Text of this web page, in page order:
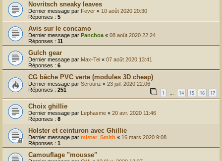
Novritsch sneaky leaves
Dernier message par Fever « 10 août 2020 20:30
Réponses : 5
Avis sur le concamo
Dernier message par Panchoa « 08 août 2020 22:24
Réponses : 11
Gulch gear
Dernier message par Max-Tel « 07 août 2020 13:41
Réponses : 6
CG bâche PVC verte (modules 3D cheap)
Dernier message par Scrounz « 23 juil. 2020 22:06
Réponses : 251 1 … 14 15 16 17
Choix ghillie
Dernier message par Lephasme « 20 avr. 2020 11:46
Réponses : 8
Holster et ceinturon avec Ghillie
Dernier message par mister_Smith « 16 mars 2020 9:08
Réponses : 1
Camouflage "mousse"